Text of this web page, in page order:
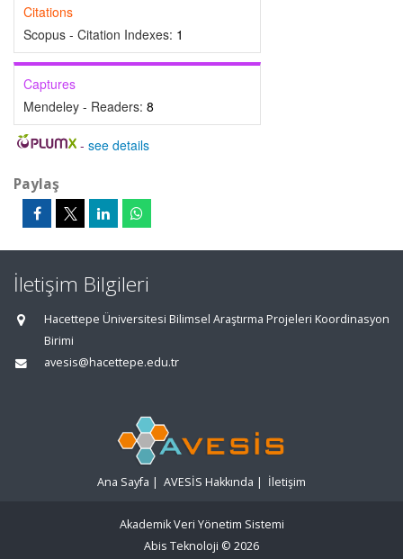
Citations
Scopus - Citation Indexes: 1
Captures
Mendeley - Readers: 8
- see details
Paylaş
İletişim Bilgileri
Hacettepe Üniversitesi Bilimsel Araştırma Projeleri Koordinasyon
Birimi
avesis@hacettepe.edu.tr
Ana Sayfa | AVESİS Hakkında | İletişim
Akademik Veri Yönetim Sistemi
Abis Teknoloji © 2026